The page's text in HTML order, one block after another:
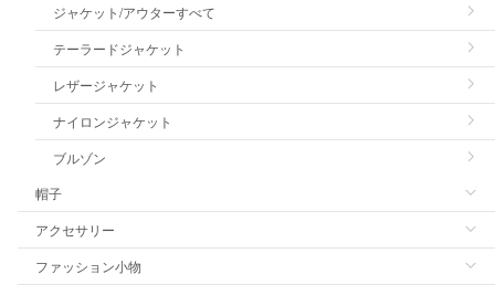
ジャケット/アウターすべて
テーラードジャケット
レザージャケット
ナイロンジャケット
ブルゾン
帽子
アクセサリー
ファッション小物